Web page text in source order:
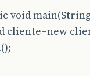
void
cliente=new